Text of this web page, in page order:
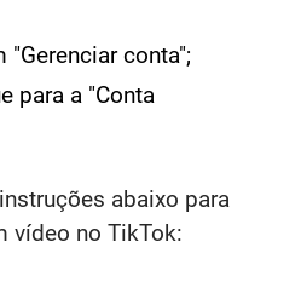
"Gerenciar conta";
para a "Conta
abaixo para
vídeo no TikTok: